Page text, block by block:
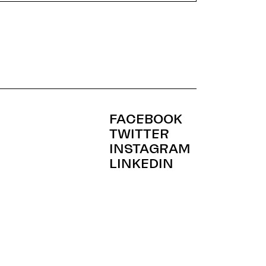
FACEBOOK
TWITTER
INSTAGRAM
LINKEDIN